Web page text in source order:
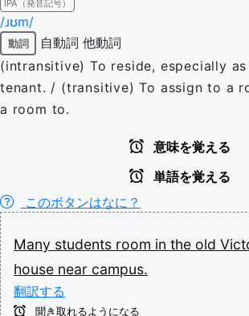
IPA（発音記号）
/ɹʊm/
動詞 自動詞 他動詞
(intransitive) To reside, especially
tenant. / (transitive) To assign to a
a room to.
意味を覚える
単語を覚える
このボタンはなに？
Many students room in the old
house near campus.
翻訳する
聞き取れるようになる